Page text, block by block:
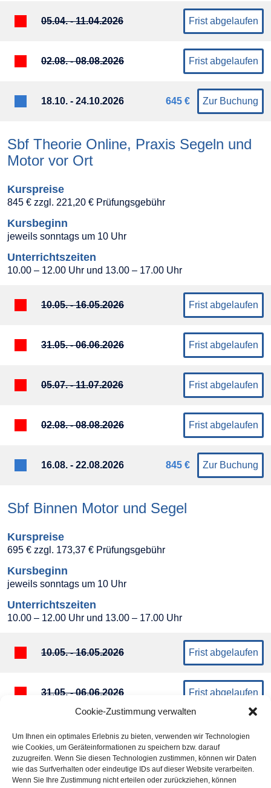
Cookie-Zustimmung verwalten
Um Ihnen ein optimales Erlebnis zu bieten, verwenden wir Technologien
wie Cookies, um Geräteinformationen zu speichern bzw. darauf
zuzugreifen. Wenn Sie diesen Technologien zustimmen, können wir Daten
wie das Surfverhalten oder eindeutige IDs auf dieser Website verarbeiten.
Wenn Sie Ihre Zustimmung nicht erteilen oder zurückziehen, können
05.04. - 11.04.2026 Frist abgelaufen
02.08. - 08.08.2026 Frist abgelaufen
18.10. - 24.10.2026 645 € Zur Buchung
Sbf Theorie Online, Praxis Segeln und
Motor vor Ort
Kurspreise
845 € zzgl. 221,20 € Prüfungsgebühr
Kursbeginn
jeweils sonntags um 10 Uhr
Unterrichtszeiten
10.00 – 12.00 Uhr und 13.00 – 17.00 Uhr
10.05. - 16.05.2026 Frist abgelaufen
31.05. - 06.06.2026 Frist abgelaufen
05.07. - 11.07.2026 Frist abgelaufen
02.08. - 08.08.2026 Frist abgelaufen
16.08. - 22.08.2026 845 € Zur Buchung
Sbf Binnen Motor und Segel
Kurspreise
695 € zzgl. 173,37 € Prüfungsgebühr
Kursbeginn
jeweils sonntags um 10 Uhr
Unterrichtszeiten
10.00 – 12.00 Uhr und 13.00 – 17.00 Uhr
10.05. - 16.05.2026 Frist abgelaufen
31.05. - 06.06.2026 Frist abgelaufen
05.07. - 11.07.2026 Frist abgelaufen
02.08. - 08.08.2026 Frist abgelaufen